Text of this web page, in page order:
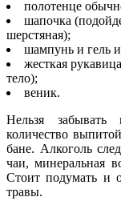
полотенце
шапочка
шерстяная);
шампунь и гель
жесткая
тело);
веник.
Нельзя
количество
бане. Алкоголь
чаи, минеральная
Стоит подумать и
травы.